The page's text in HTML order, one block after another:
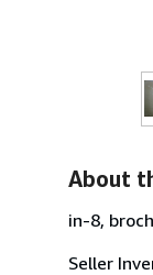
About
in-8,
Seller